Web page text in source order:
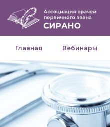
Главная Вебинары